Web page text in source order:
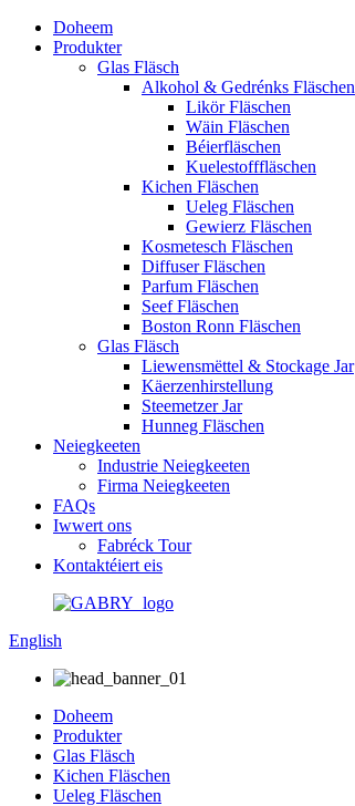
Doheem
Produkter
Glas Fläsch
Alkohol & Gedrénks Fläschen
Likör Fläschen
Wäin Fläschen
Béierfläschen
Kuelestofffläschen
Kichen Fläschen
Ueleg Fläschen
Gewierz Fläschen
Kosmetesch Fläschen
Diffuser Fläschen
Parfum Fläschen
Seef Fläschen
Boston Ronn Fläschen
Glas Fläsch
Liewensmëttel & Stockage Jar
Käerzenhirstellung
Steemetzer Jar
Hunneg Fläschen
Neiegkeeten
Industrie Neiegkeeten
Firma Neiegkeeten
FAQs
Iwwert ons
Fabréck Tour
Kontaktéiert eis
English
Doheem
Produkter
Glas Fläsch
Kichen Fläschen
Ueleg Fläschen